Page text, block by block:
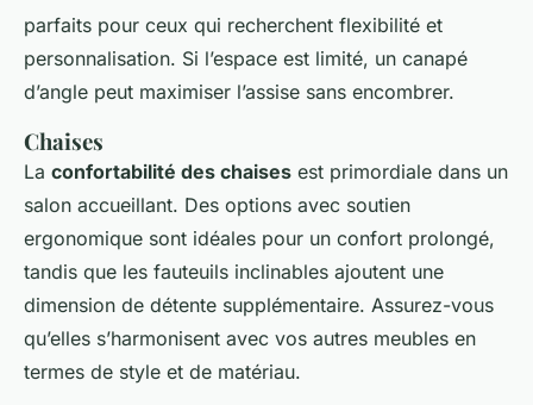
parfaits pour ceux qui recherchent flexibilité et
personnalisation. Si l’espace est limité, un canapé
d’angle peut maximiser l’assise sans encombrer.
Chaises
La confortabilité des chaises est primordiale dans un
salon accueillant. Des options avec soutien
ergonomique sont idéales pour un confort prolongé,
tandis que les fauteuils inclinables ajoutent une
dimension de détente supplémentaire. Assurez-vous
qu’elles s’harmonisent avec vos autres meubles en
termes de style et de matériau.